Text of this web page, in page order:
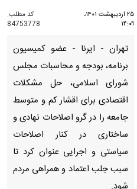
۲۵ اردیبهشت ۱۴۰۱،
۱۴:۰۹
کد مطلب:
84753778
تهران - ایرنا - عضو کمیسیون
برنامه، بودجه و محاسبات مجلس
شورای اسلامی، حل مشکلات
اقتصادی برای اقشار کم و متوسط
جامعه را در گرو اصلاحات نهادی و
ساختاری در کنار اصلاحات سیاستی
و اجرایی عنوان کرد تا سبب جلب
اعتماد و همراهی مردم شود.